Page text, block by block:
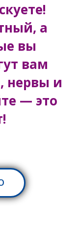
а
вы
вам
нервы и
— это